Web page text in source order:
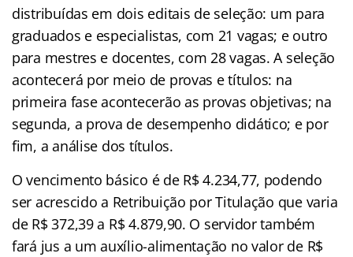
distribuídas em dois editais de seleção: um para
graduados e especialistas, com 21 vagas; e outro
para mestres e docentes, com 28 vagas.A seleção
acontecerá por meio de provas e títulos: na
primeira fase acontecerão as provas objetivas; na
segunda, a prova de desempenho didático; e por
fim, a análise dos títulos.
O vencimento básico é de R$ 4.234,77, podendo
ser acrescido a Retribuição por Titulação que varia
de R$ 372,39 a R$ 4.879,90. O servidor também
fará jus a um auxílio-alimentação no valor de R$